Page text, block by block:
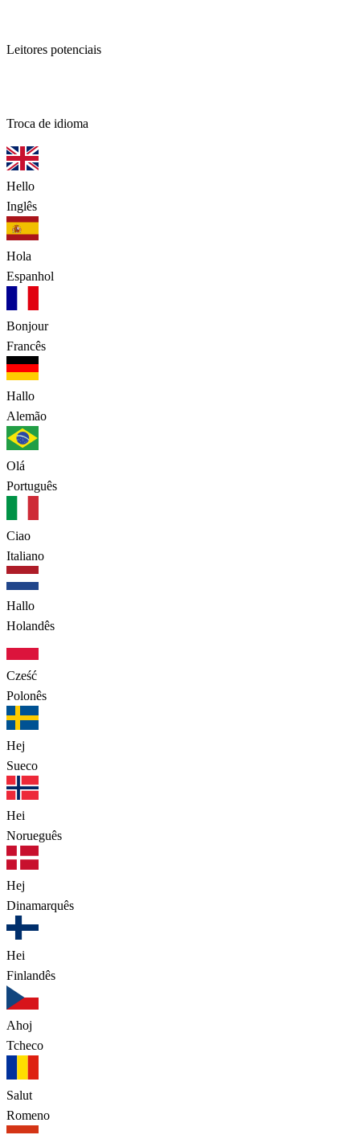
Leitores potenciais
Troca de idioma
Hello
Inglês
Hola
Espanhol
Bonjour
Francês
Hallo
Alemão
Olá
Português
Ciao
Italiano
Hallo
Holandês
Cześć
Polonês
Hej
Sueco
Hei
Norueguês
Hej
Dinamarquês
Hei
Finlandês
Ahoj
Tcheco
Salut
Romeno